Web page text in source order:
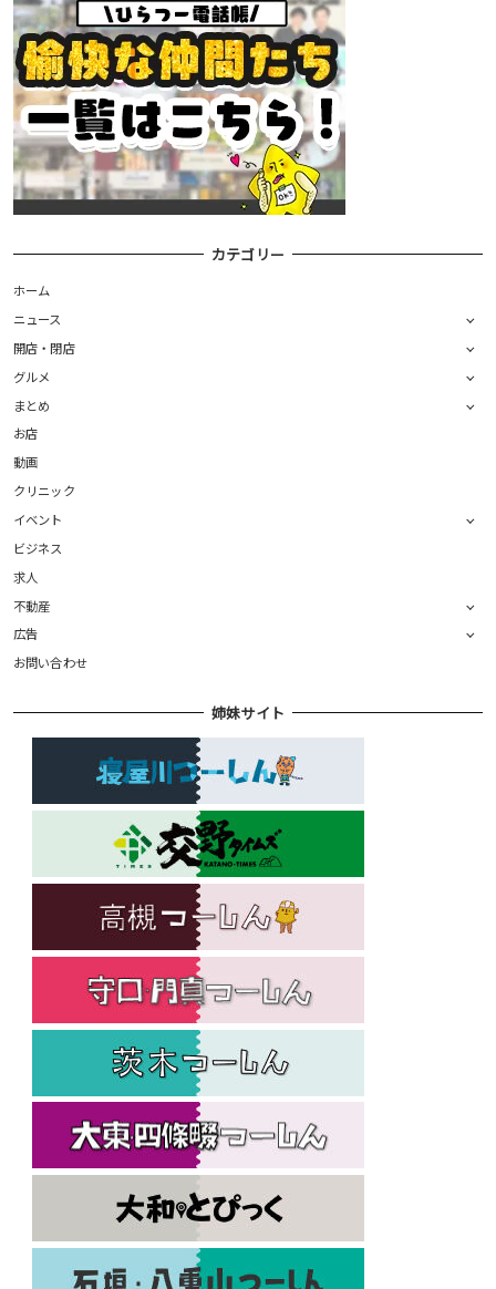
カテゴリー
ホーム
ニュース
開店・閉店
グルメ
まとめ
お店
動画
クリニック
イベント
ビジネス
求人
不動産
広告
お問い合わせ
姉妹サイト